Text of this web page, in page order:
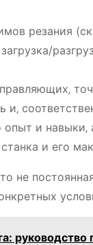
резания
опыт и
и его
не
руководство